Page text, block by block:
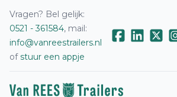
Vragen? Bel gelijk:
0521 - 361584, mail:
info@vanreestrailers.nl
ofstuur een appje